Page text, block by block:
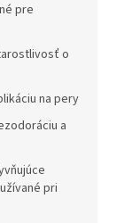
pre
o
na pery
a
pri